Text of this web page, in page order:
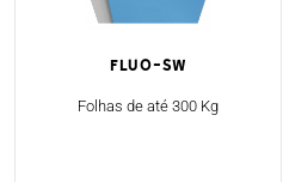
Fluo-SW
Folhas de até 300 Kg